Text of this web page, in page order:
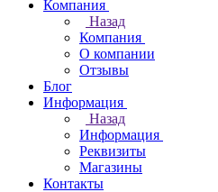
Компания
Назад
Компания
О компании
Отзывы
Блог
Информация
Назад
Информация
Реквизиты
Магазины
Контакты